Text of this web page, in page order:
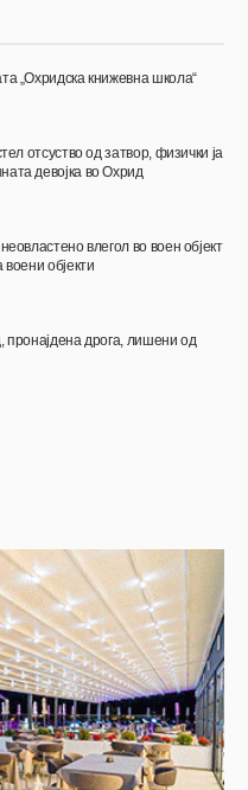
„Охридска книжевна школа“
отсуство од затвор, физички ја
девојка во Охрид
влегол во воен објект
објекти
пронајдена дрога, лишени од